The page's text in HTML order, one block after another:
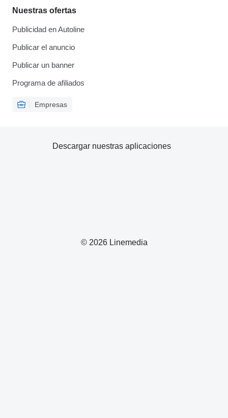
Nuestras ofertas
Publicidad en Autoline
Publicar el anuncio
Publicar un banner
Programa de afiliados
Empresas
© 2026 Linemedia
Descargar nuestras aplicaciones